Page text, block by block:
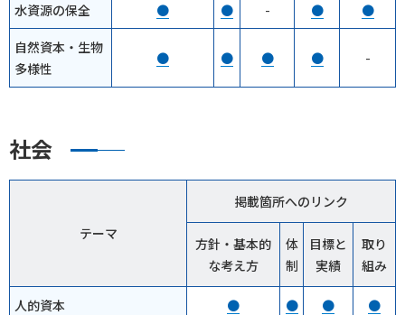
水資源の保全 ● ● - ● ●
自然資本・生物
多様性
● ● ● ● -
社会
テーマ
掲載箇所へのリンク
方針・基本的
な考え方
体
制
目標と
実績
取り
組み
人的資本 ● ● ● ●